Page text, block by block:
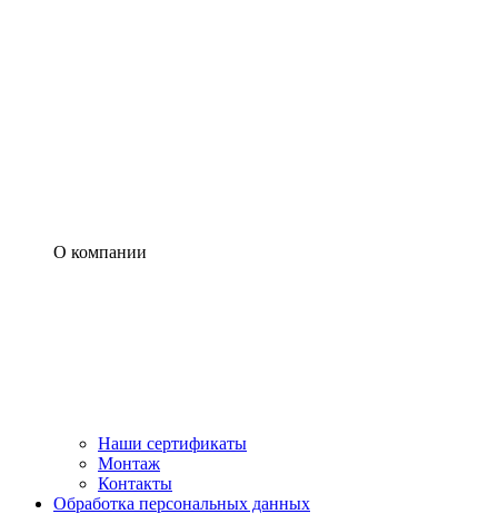
О компании
Наши сертификаты
Монтаж
Контакты
Обработка персональных данных